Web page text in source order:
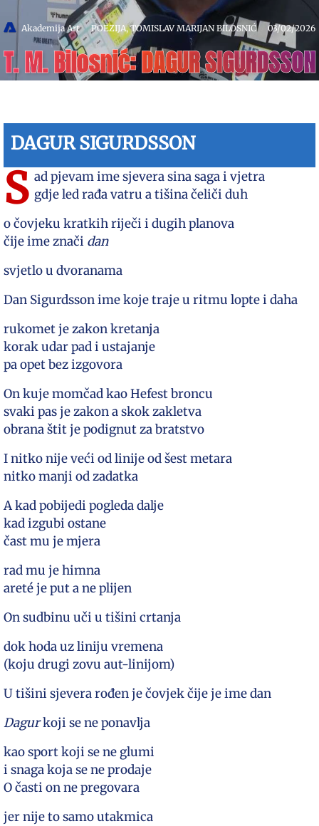
Akademija Art POEZIJA,TOMISLAV MARIJAN BILOSNIĆ 03/02/2026
T. M. Bilosnić: DAGUR SIGURDSSON
DAGUR SIGURDSSON
S ad pjevam ime sjevera sina saga i vjetra
gdje led rađa vatru a tišina čeliči duh
o čovjeku kratkih riječi i dugih planova
čije ime znači dan
svjetlo u dvoranama
Dan Sigurdsson ime koje traje u ritmu lopte i daha
rukomet je zakon kretanja
korak udar pad i ustajanje
pa opet bez izgovora
On kuje momčad kao Hefest broncu
svaki pas je zakon a skok zakletva
obrana štit je podignut za bratstvo
I nitko nije veći od linije od šest metara
nitko manji od zadatka
A kad pobijedi pogleda dalje
kad izgubi ostane
čast mu je mjera
rad mu je himna
areté je put a ne plijen
On sudbinu uči u tišini crtanja
dok hoda uz liniju vremena
(koju drugi zovu aut-linijom)
U tišini sjevera rođen je čovjek čije je ime dan
Dagurkoji se ne ponavlja
kao sport koji se ne glumi
i snaga koja se ne prodaje
O časti on ne pregovara
jer nije to samo utakmica